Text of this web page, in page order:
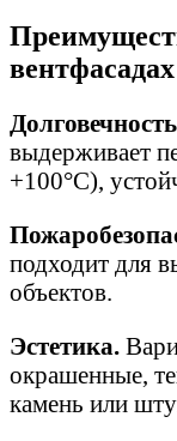
вентфасадах
выдерживает
+100°C),
подходит для
объектов.
Эстетика.
окрашенные,
камень или